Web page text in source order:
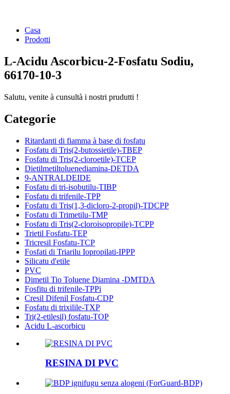
Casa
Prodotti
L-Acidu Ascorbicu-2-Fosfatu Sodiu,
66170-10-3
Salutu, venite à cunsultà i nostri prudutti !
Categorie
Ritardanti di fiamma à base di fosfatu
Fosfatu di Tris(2-butossietile)-TBEP
Fosfatu di Tris(2-cloroetile)-TCEP
Dietilmetiltoluenediamina-DETDA
9-ANTRALDEIDE
Fosfatu di tri-isobutilu-TIBP
Fosfatu di trifenile-TPP
Fosfatu di Tris(1,3-dicloro-2-propil)-TDCPP
Fosfatu di Trimetilu-TMP
Fosfatu di Tris(2-cloroisopropile)-TCPP
Trietil Fosfatu-TEP
Tricresil Fosfatu-TCP
Fosfati di Triarilu Iopropilati-IPPP
Silicatu d'etile
PVC
Dimetil Tio Toluene Diamina -DMTDA
Fosfitu di trifenile-TPPi
Cresil Difenil Fosfatu-CDP
Fosfatu di trixilile-TXP
Tri(2-etilesil) fosfatu-TOP
Acidu L-ascorbicu
RESINA DI PVC